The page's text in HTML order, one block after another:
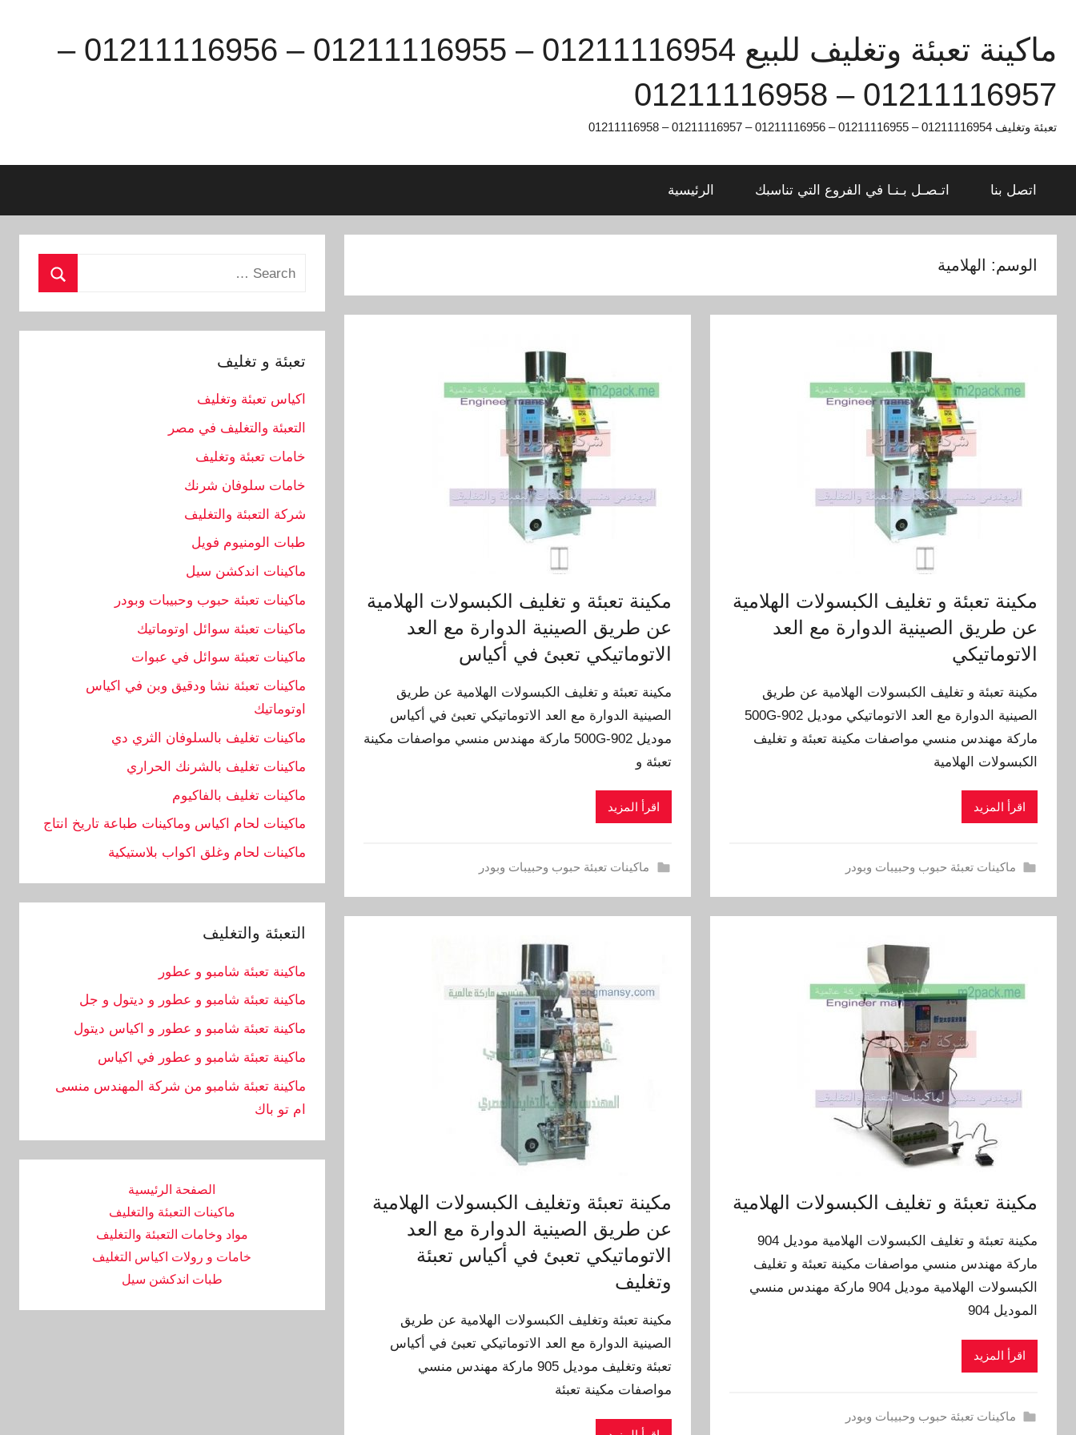
content
ماكينة تعبئة وتغليف للبيع 01211116954 – 01211116955 – 01211116956 –
01211116957 – 01211116958
تعبئة وتغليف 01211116954 – 01211116955 – 01211116956 – 01211116957 – 01211116958
اتصل بنا اتـصـل بـنـا في الفروع التي تناسبك الرئيسية
الوسم: الهلامية
مكينة تعبئة و تغليف الكبسولات الهلامية
عن طريق الصينية الدوارة مع العد
الاتوماتيكي
مكينة تعبئة و تغليف الكبسولات الهلامية عن طريق
الصينية الدوارة مع العد الاتوماتيكي موديل 902-500G
ماركة مهندس منسي مواصفات مكينة تعبئة و تغليف
الكبسولات الهلامية
اقرأ المزيد
ماكينات تعبئة حبوب وحبيبات وبودر
مكينة تعبئة و تغليف الكبسولات الهلامية
عن طريق الصينية الدوارة مع العد
الاتوماتيكي تعبئ في أكياس
مكينة تعبئة و تغليف الكبسولات الهلامية عن طريق
الصينية الدوارة مع العد الاتوماتيكي تعبئ في أكياس
موديل 902-500G ماركة مهندس منسي مواصفات مكينة
تعبئة و
اقرأ المزيد
ماكينات تعبئة حبوب وحبيبات وبودر
مكينة تعبئة و تغليف الكبسولات الهلامية
مكينة تعبئة و تغليف الكبسولات الهلامية موديل 904
ماركة مهندس منسي مواصفات مكينة تعبئة و تغليف
الكبسولات الهلامية موديل 904 ماركة مهندس منسي
الموديل 904
اقرأ المزيد
ماكينات تعبئة حبوب وحبيبات وبودر
مكينة تعبئة وتغليف الكبسولات الهلامية
عن طريق الصينية الدوارة مع العد
الاتوماتيكي تعبئ في أكياس تعبئة
وتغليف
مكينة تعبئة وتغليف الكبسولات الهلامية عن طريق
الصينية الدوارة مع العد الاتوماتيكي تعبئ في أكياس
تعبئة وتغليف موديل 905 ماركة مهندس منسي
مواصفات مكينة تعبئة
Search
تعبئة و تغليف
اكياس تعبئة وتغليف
التعبئة والتغليف في مصر
خامات تعبئة وتغليف
خامات سلوفان شرنك
شركة التعبئة والتغليف
طبات الومنيوم فويل
ماكينات اندكشن سيل
ماكينات تعبئة حبوب وحبيبات وبودر
ماكينات تعبئة سوائل اوتوماتيك
ماكينات تعبئة سوائل في عبوات
ماكينات تعبئة نشا ودقيق وبن في اكياس
اوتوماتيك
ماكينات تغليف بالسلوفان الثري دي
ماكينات تغليف بالشرنك الحراري
ماكينات تغليف بالفاكيوم
ماكينات لحام اكياس وماكينات طباعة تاريخ انتاج
ماكينات لحام وغلق اكواب بلاستيكية
التعبئة والتغليف
ماكينة تعبئة شامبو و عطور
ماكينة تعبئة شامبو و عطور و ديتول و جل
ماكينة تعبئة شامبو و عطور و اكياس ديتول
ماكينة تعبئة شامبو و عطور في اكياس
ماكينة تعبئة شامبو من شركة المهندس منسى
ام تو باك
الصفحة الرئيسية
ماكينات التعبئة والتغليف
مواد وخامات التعبئة والتغليف
خامات و رولات اكياس التغليف
طبات اندكشن سيل